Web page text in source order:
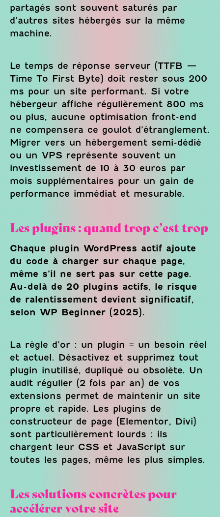
partagés sont souvent saturés par
d’autres sites hébergés sur la même
machine.
Le temps de réponse serveur (TTFB —
Time To First Byte) doit rester sous 200
ms pour un site performant. Si votre
hébergeur affiche régulièrement 800 ms
ou plus, aucune optimisation front-end
ne compensera ce goulot d’étranglement.
Migrer vers un hébergement semi-dédié
ou un VPS représente souvent un
investissement de 10 à 30 euros par
mois supplémentaires pour un gain de
performance immédiat et mesurable.
Les plugins : quand trop c’est trop
Chaque plugin WordPress actif ajoute
du code à charger sur chaque page,
même s’il ne sert pas sur cette page.
Au-delà de 20 plugins actifs, le risque
de ralentissement devient significatif,
selon WP Beginner (2025).
La règle d’or : un plugin = un besoin réel
et actuel. Désactivez et supprimez tout
plugin inutilisé, dupliqué ou obsolète. Un
audit régulier (2 fois par an) de vos
extensions permet de maintenir un site
propre et rapide. Les plugins de
constructeur de page (Elementor, Divi)
sont particulièrement lourds : ils
chargent leur CSS et JavaScript sur
toutes les pages, même les plus simples.
Les solutions concrètes pour
accélérer votre site